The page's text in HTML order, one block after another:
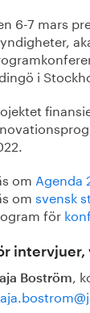
6-7 mars
i
om Agenda
om svensk
för
Boström
,